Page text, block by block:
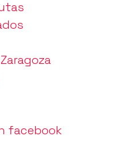
facebook